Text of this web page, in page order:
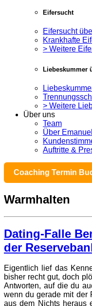
Eifersucht
Eifersucht
Krankhafte
> Weitere
Liebeskummer
> Weitere
Über uns
Team
Über Emanuel
Auftritte &
Coaching Termin
Warmhalten
Dating-Falle
der
Eigentlich lief das
bisher recht gut, doch
Antworten, auf die du
wenn du gerade mit der
aus dem Nichts heraus